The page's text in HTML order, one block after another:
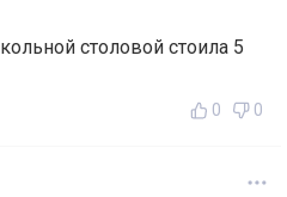
столовой стоила 5
0 0